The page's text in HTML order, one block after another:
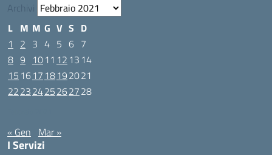
Archivi
L M M G V S D
1
2 3 4 5 6 7
8 9 1011 12 13 14
15 1617 18192021
22232425262728
« Gen Mar »
I Servizi